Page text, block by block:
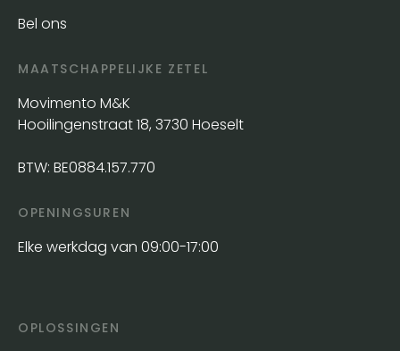
Bel ons
MAATSCHAPPELIJKE ZETEL
Movimento M&K
Hooilingenstraat 18, 3730 Hoeselt
BTW: BE0884.157.770
OPENINGSUREN
Elke werkdag van 09:00-17:00
OPLOSSINGEN